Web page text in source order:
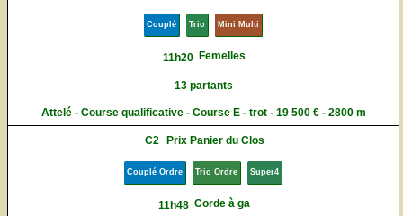
Couplé Trio Mini Multi
11h20 Femelles
13 partants
Attelé - Course qualificative - Course E - trot - 19 500 € - 2800 m
C2 Prix Panier du Clos
Couplé Ordre Trio Ordre Super4
11h48 Corde à ga